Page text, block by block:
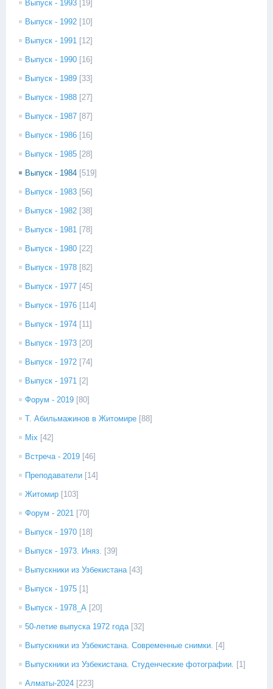
Выпуск - 1993 [19]
Выпуск - 1992 [10]
Выпуск - 1991 [12]
Выпуск - 1990 [16]
Выпуск - 1989 [33]
Выпуск - 1988 [27]
Выпуск - 1987 [87]
Выпуск - 1986 [16]
Выпуск - 1985 [28]
Выпуск - 1984 [519]
Выпуск - 1983 [56]
Выпуск - 1982 [38]
Выпуск - 1981 [78]
Выпуск - 1980 [22]
Выпуск - 1978 [82]
Выпуск - 1977 [45]
Выпуск - 1976 [114]
Выпуск - 1974 [11]
Выпуск - 1973 [20]
Выпуск - 1972 [74]
Выпуск - 1971 [2]
Форум - 2019 [80]
Т. Абильмажинов в Житомире [88]
Mix [42]
Встреча - 2019 [46]
Преподаватели [14]
Житомир [103]
Форум - 2021 [70]
Выпуск - 1970 [18]
Выпуск - 1973. Иняз. [39]
Выпускники из Узбекистана [43]
Выпуск - 1975 [1]
Выпуск - 1978_А [20]
50-летие выпуска 1972 года [32]
Выпускники из Узбекистана. Современные снимки. [4]
Выпускники из Узбекистана. Студенческие фотографии. [1]
Алматы-2024 [223]